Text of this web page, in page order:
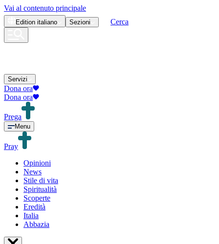
Vai al contenuto principale
Edition italiano Sezioni Cerca
Servizi
Dona ora
Dona ora
Prega
Menu
Pray
Opinioni
News
Stile di vita
Spiritualità
Scoperte
Eredità
Italia
Abbazia